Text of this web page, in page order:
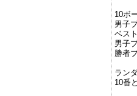
10ボ
男子
ベス
男子
勝者
ラン
10番